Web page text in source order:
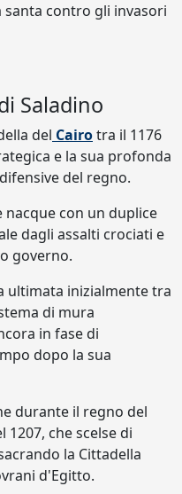
contro gli invasori
Saladino
del Cairotra il 1176
e la sua profonda
del regno.
con un duplice
dagli assalti crociati e
governo.
ultimata inizialmente tra
di mura
in fase di
dopo la sua
durante il regno del
1207, che scelse di
la Cittadella
d'Egitto.